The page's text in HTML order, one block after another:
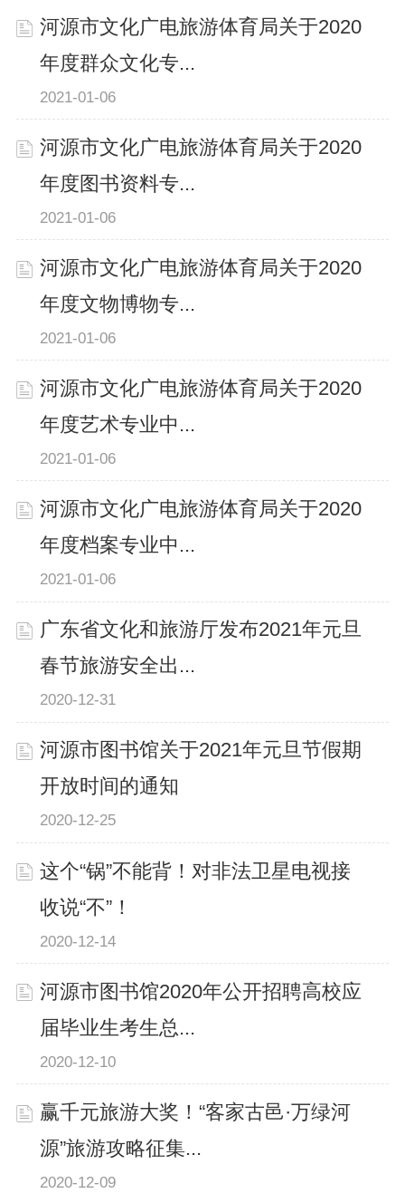
河源市文化广电旅游体育局关于2020
年度群众文化专...
2021-01-06
河源市文化广电旅游体育局关于2020
年度图书资料专...
2021-01-06
河源市文化广电旅游体育局关于2020
年度文物博物专...
2021-01-06
河源市文化广电旅游体育局关于2020
年度艺术专业中...
2021-01-06
河源市文化广电旅游体育局关于2020
年度档案专业中...
2021-01-06
广东省文化和旅游厅发布2021年元旦
春节旅游安全出...
2020-12-31
河源市图书馆关于2021年元旦节假期
开放时间的通知
2020-12-25
这个“锅”不能背！对非法卫星电视接
收说“不”！
2020-12-14
河源市图书馆2020年公开招聘高校应
届毕业生考生总...
2020-12-10
赢千元旅游大奖！“客家古邑·万绿河
源”旅游攻略征集...
2020-12-09